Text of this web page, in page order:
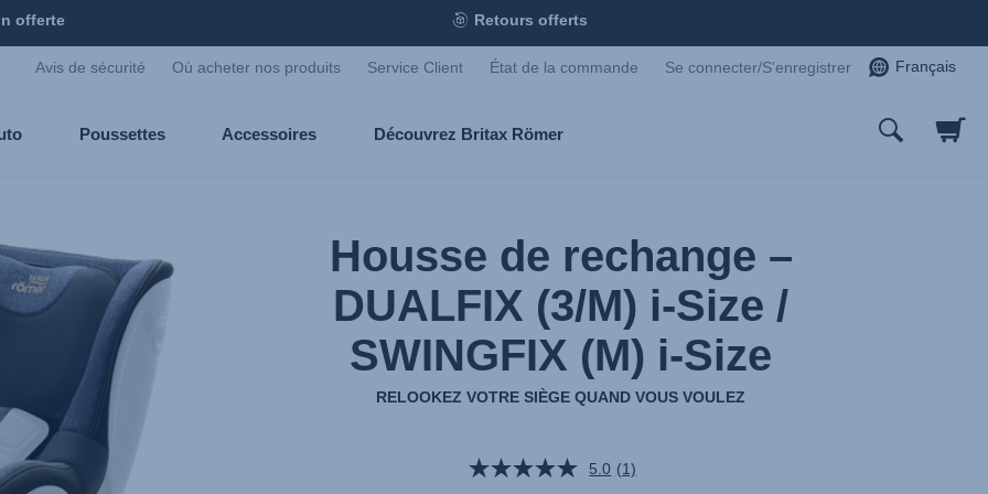
offerte Retours offerts
Avis de sécurité Où acheter nos produits Service Client État de la commande Se connecter/S'enregistrer Français
Poussettes Accessoires Découvrez Britax Römer
Housse de rechange –
DUALFIX (3/M) i-Size /
SWINGFIX (M) i-Size
RELOOKEZ VOTRE SIÈGE QUAND VOUS VOULEZ
5.0 Lire
(1)